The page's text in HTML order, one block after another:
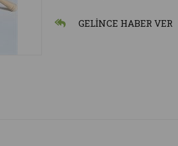
GELINCE HABER VER